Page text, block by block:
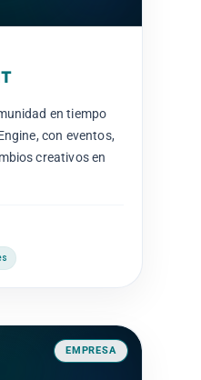
en tiempo
con eventos,
creativos en
EMPRESA